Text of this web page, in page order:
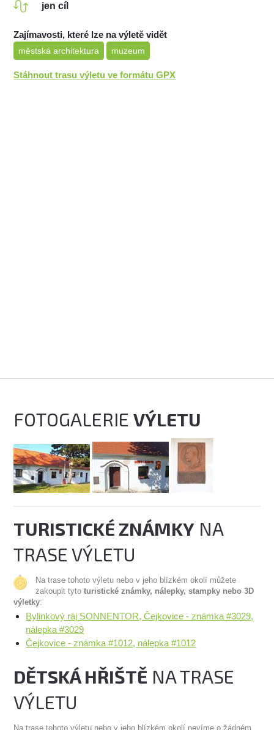
jen cíl
Zajímavosti, které lze na výletě vidět
městská architektura muzeum
Stáhnout trasu výletu ve formátu GPX
FOTOGALERIEVÝLETU
TURISTICKÉ ZNÁMKY NA
TRASE VÝLETU
Na trase tohoto výletu nebo v jeho blízkém okolí můžete
zakoupit tytoturistické známky, nálepky, stampky nebo 3D
výletky:
Bylinkový ráj SONNENTOR, Čejkovice - známka #3029,
nálepka #3029
Čejkovice - známka #1012, nálepka #1012
DĚTSKÁ HŘIŠTĚ NA TRASE
VÝLETU
Na trase tohoto výletu nebo v jeho blízkém okolí nevíme o žádném